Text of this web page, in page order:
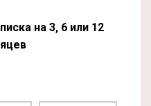
на 3, 6 или 12